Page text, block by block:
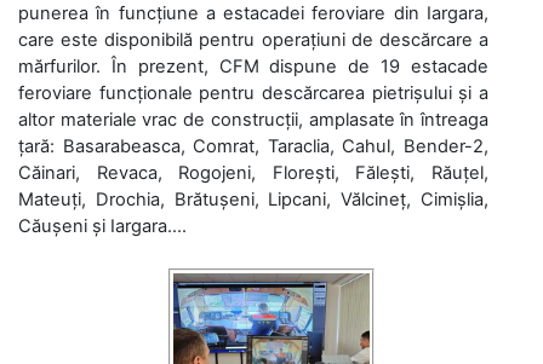
punerea în funcțiune a estacadei feroviare din Iargara,
care este disponibilă pentru operațiuni de descărcare a
mărfurilor. În prezent, CFM dispune de 19 estacade
feroviare funcționale pentru descărcarea pietrișului și a
altor materiale vrac de construcții, amplasate în întreaga
țară: Basarabeasca, Comrat, Taraclia, Cahul, Bender-2,
Căinari, Revaca, Rogojeni, Florești, Fălești, Răuțel,
Mateuți, Drochia, Brătușeni, Lipcani, Vălcineț, Cimișlia,
Căușeni și Iargara....